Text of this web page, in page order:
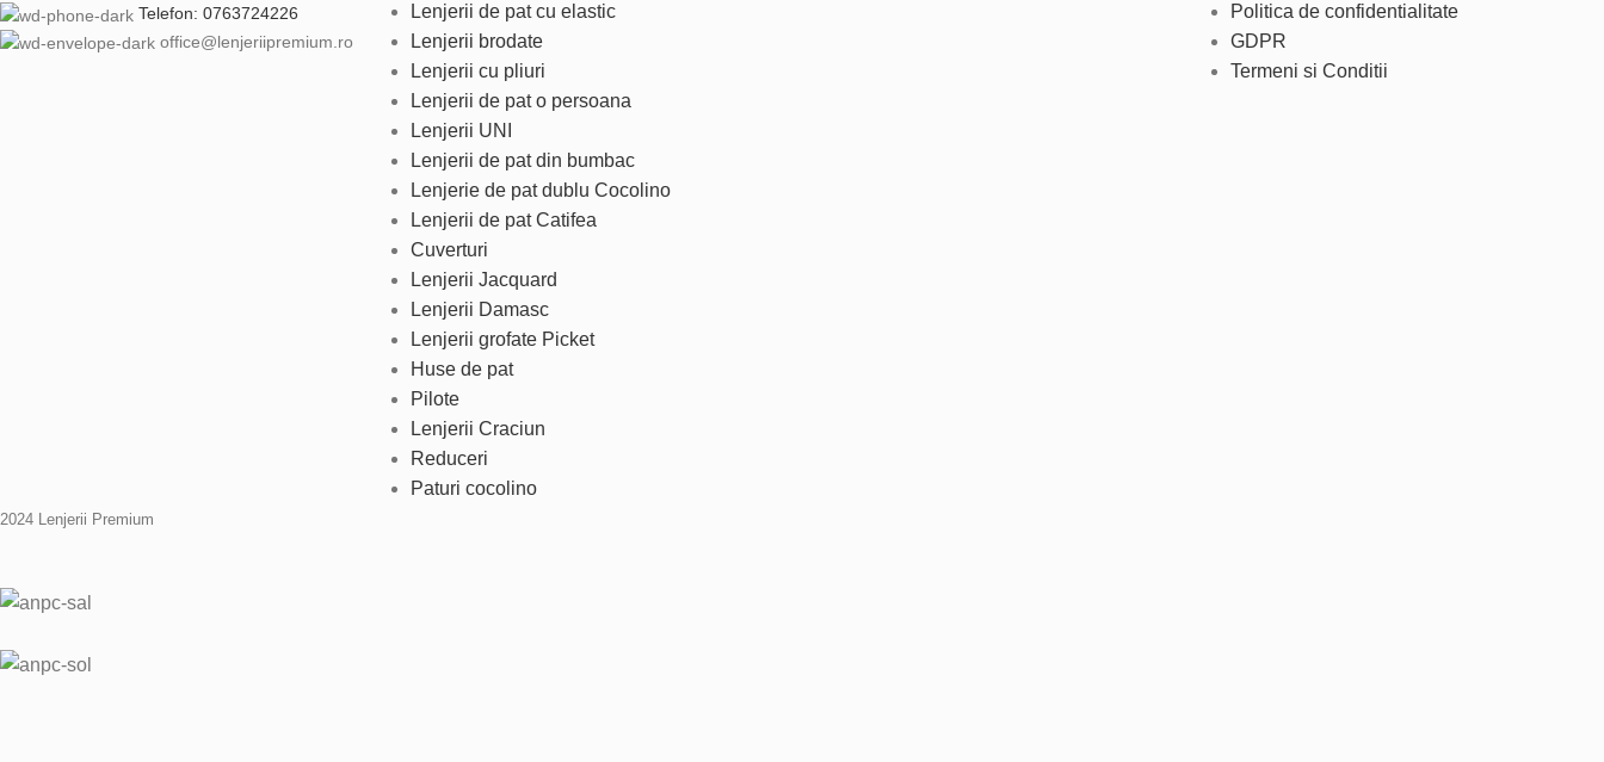
Telefon: 0763724226
office@lenjeriipremium.ro
Lenjerii de pat cu elastic
Lenjerii brodate
Lenjerii cu pliuri
Lenjerii de pat o persoana
Lenjerii UNI
Lenjerii de pat din bumbac
Lenjerie de pat dublu Cocolino
Lenjerii de pat Catifea
Cuverturi
Lenjerii Jacquard
Lenjerii Damasc
Lenjerii grofate Picket
Huse de pat
Pilote
Lenjerii Craciun
Reduceri
Paturi cocolino
Politica de confidentialitate
GDPR
Termeni si Conditii
2024 Lenjerii Premium